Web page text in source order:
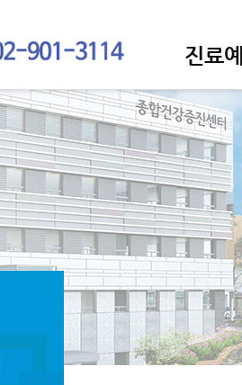
진료